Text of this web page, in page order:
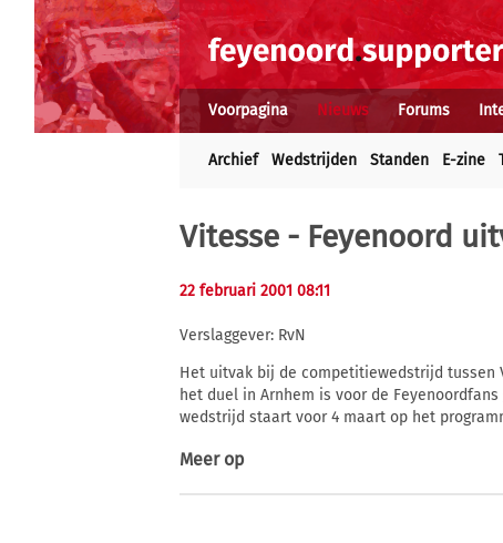
Voorpagina Nieuws Forums
Archief Wedstrijden Standen E-zine
Vitesse - Feyenoord
22 februari 2001 08:11
Verslaggever: RvN
Het uitvak bij de competitiewedstrijd tussen
het duel in Arnhem is voor de
wedstrijd staart voor 4 maart op het
Meer op